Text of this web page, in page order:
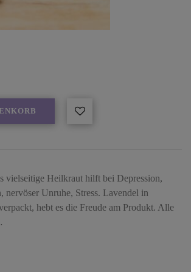
vielseitige Heilkraut hilft bei Depression,
nervöser Unruhe, Stress. Lavendel in
hebt es die Freude am Produkt. Alle